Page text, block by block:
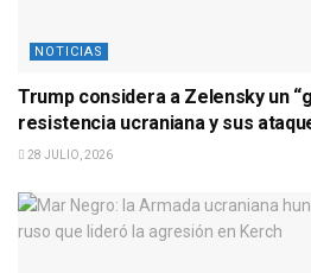
NOTICIAS
Trump considera a Zelensky un
resistencia ucraniana y sus
28 JULIO, 2026